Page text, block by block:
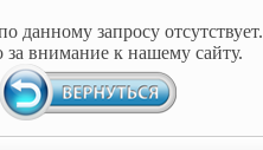
данному запросу отсутствует.
за внимание к нашему сайту.